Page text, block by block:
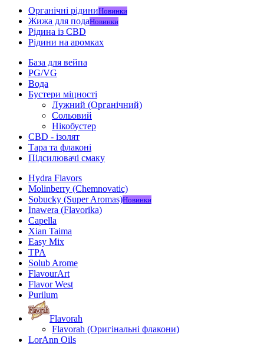
Органічні рідиниНовинки
Жижа для подаНовинки
Рідина із CBD
Рідини на аромках
База для вейпа
PG/VG
Вода
Бустери міцності
Лужний (Органічний)
Сольовий
Нікобустер
CBD - ізолят
Тара та флаконі
Підсилювачі смаку
Hydra Flavors
Molinberry (Chemnovatic)
Sobucky (Super Aromas)Новинки
Inawera (Flavorika)
Capella
Xian Taima
Easy Mix
TPA
Solub Arome
FlavourArt
Flavor West
Purilum
Flavorah
Flavorah (Оригінальні флакони)
LorAnn Oils